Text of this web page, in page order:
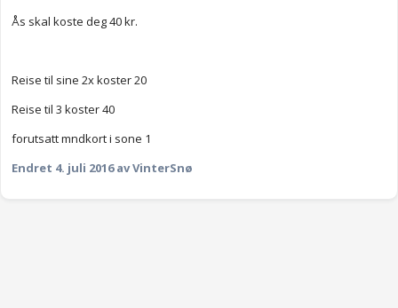
Ås skal koste deg 40 kr.
Reise til sine 2x koster 20
Reise til 3 koster 40
forutsatt mndkort i sone 1
Endret 4. juli 2016av VinterSnø